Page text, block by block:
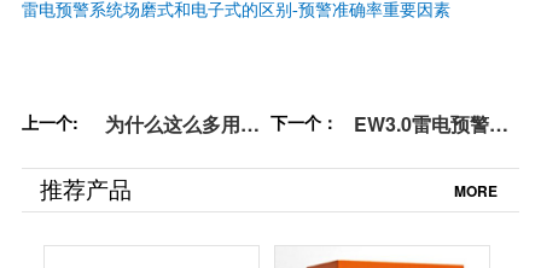
雷电预警系统场磨式和电子式的区别-预警准确率重要因素
上一个:
为什么这么多用户
系统大气电场仪
【易造防雷】
下一个：
EW3.0雷电预警系
大节省30%的安装
时间【杭州易造】
【】
推荐产品 MORE